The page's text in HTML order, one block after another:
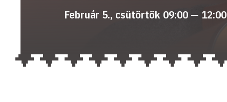
Február 5., csütörtök 09:00 — 12:00